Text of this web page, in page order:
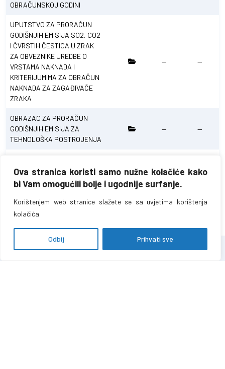
Ova stranica koristi samo nužne kolačiće kako
bi Vam omogućili bolje i ugodnije surfanje.
Korištenjem web stranice slažete se sa uvjetima korištenja
kolačića
Odbij Prihvati sve
OBRAČUNSKOJ GODINI
UPUTSTVO ZA PRORAČUN
GODIŠNJIH EMISIJA SO2, CO2
I ČVRSTIH ČESTICA U ZRAK
ZA OBVEZNIKE UREDBE O
VRSTAMA NAKNADA I
KRITERIJUMIMA ZA OBRAČUN
NAKNADA ZA ZAGAĐIVAČE
ZRAKA
— —
OBRAZAC ZA PRORAČUN
GODIŠNJIH EMISIJA ZA
TEHNOLOŠKA POSTROJENJA
— —
GODIŠNJIH EMISIJA IZ
POSTROJENJA ZA
SAGORIJEVANJE
— —